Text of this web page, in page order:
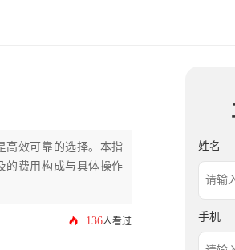
高效可靠的选择。本指
的费用构成与具体操作
136人看过
姓名
手机